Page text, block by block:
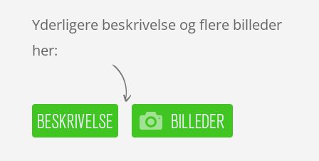
Yderligere beskrivelse og flere billeder
her: